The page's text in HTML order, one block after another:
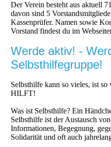
Der Verein besteht aus aktuell
davon sind 5
Kassenprüfer. Namen sowie
Vorstand findest du im
Werde aktiv! -
Selbsthilfegruppe!
Selbsthilfe kann so vieles, ist
HILFT!
Was ist Selbsthilfe? Ein
Selbsthilfe ist der Austausch
Informationen, Begegnung,
Solidarität und oft auch